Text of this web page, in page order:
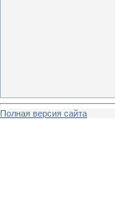
Полная версия сайта